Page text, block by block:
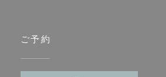
ご予約